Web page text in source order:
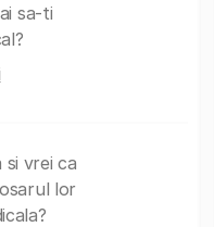
sa-ti
si vrei ca
lor